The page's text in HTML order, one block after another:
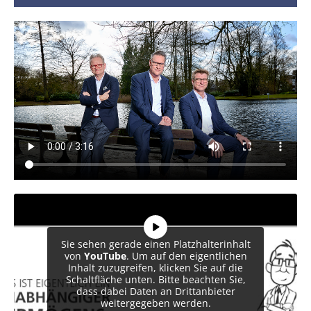
Sie sehen gerade einen Platzhalterinhalt
von YouTube. Um auf den eigentlichen
Inhalt zuzugreifen, klicken Sie auf die
Schaltfläche unten. Bitte beachten Sie,
dass dabei Daten an Drittanbieter
weitergegeben werden.